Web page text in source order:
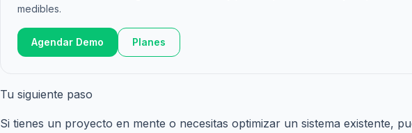
medibles.
Agendar Demo Planes
Tu siguiente paso
Si tienes un proyecto en mente o necesitas optimizar un sistema existente,